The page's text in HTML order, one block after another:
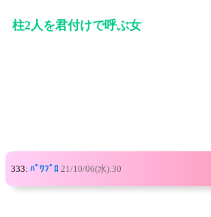
柱2人を君付けで呼ぶ女
333: ﾊﾟﾜﾌﾟﾛ 21/10/06(水):30